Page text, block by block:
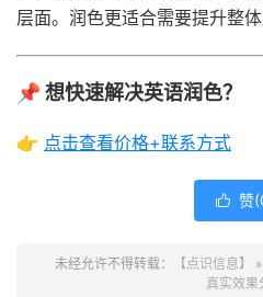
层面。润色更适合需要提升整体
📌 想快速解决英语润色？
👉 点击查看价格+联系方式
 赞(
未经允许不得转载： 【点识信息】 »
真实效果